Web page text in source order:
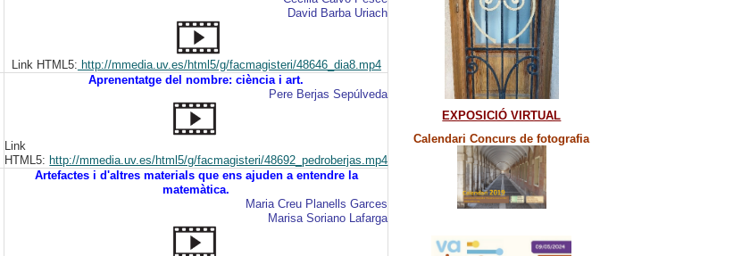
David Barba Uriach
Link HTML5: http://mmedia.uv.es/html5/g/facmagisteri/48646_dia8.mp4
Aprenentatge del nombre: ciència i art.
Pere Berjas Sepúlveda
Link
HTML5: http://mmedia.uv.es/html5/g/facmagisteri/48692_pedroberjas.mp4
Artefactes i d'altres materials que ens ajuden a entendre la
matemàtica.
Maria Creu Planells Garces
Marisa Soriano Lafarga
EXPOSICIÓ VIRTUAL
Calendari Concurs de fotografia